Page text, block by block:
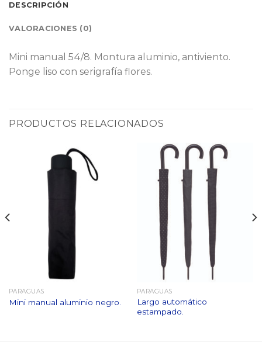
DESCRIPCIÓN
VALORACIONES (0)
Mini manual 54/8. Montura aluminio, antiviento.
Ponge liso con serigrafía flores.
PRODUCTOS RELACIONADOS
PARAGUAS
Mini manual aluminio negro.
PARAGUAS
Largo automático
estampado.